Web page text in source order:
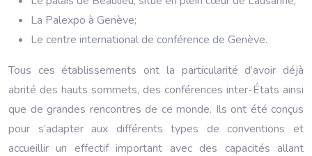
La Palexpo à Genève;
Le centre international de conférence de Genève.
Tous ces établissements ont la particularité d’avoir déjà
abrité des hauts sommets, des conférences inter-États ainsi
que de grandes rencontres de ce monde. Ils ont été conçus
pour s’adapter aux différents types de conventions et
accueillir un effectif important avec des capacités allant